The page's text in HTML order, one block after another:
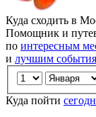
Куда сходить в
Помощник и
по интересным
и лучшим
Куда пойти